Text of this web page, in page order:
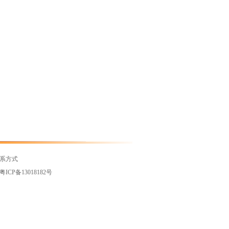
方式
ICP备13018182号